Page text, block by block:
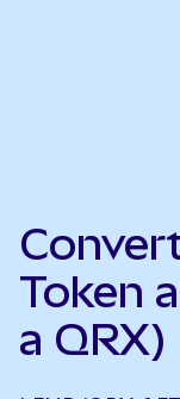
Token
a QRX)